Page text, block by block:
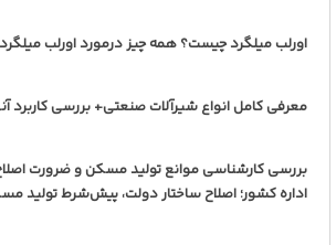
اورلب میلگرد چیست؟ همه چیز درمورد اورلب
معرفی کامل انواع شیرآلات صنعتی+ بررسی کاربرد آنها
بررسی کارشناسی موانع تولید مسکن و ضرورت اصلاح
اداره کشور؛ اصلاح ساختار دولت، پیش‌شرط تولید